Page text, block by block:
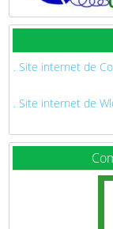
. Site internet de
. Site internet de